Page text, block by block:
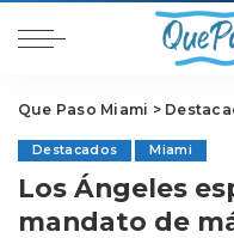
Que Paso Miami >
Destacados Miami
Los Ángeles
mandato de